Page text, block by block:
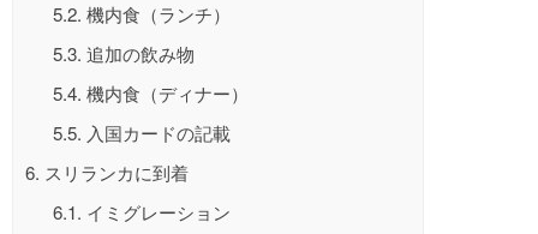
5.2. 機内食（ランチ）
5.3. 追加の飲み物
5.4. 機内食（ディナー）
5.5. 入国カードの記載
6. スリランカに到着
6.1. イミグレーション